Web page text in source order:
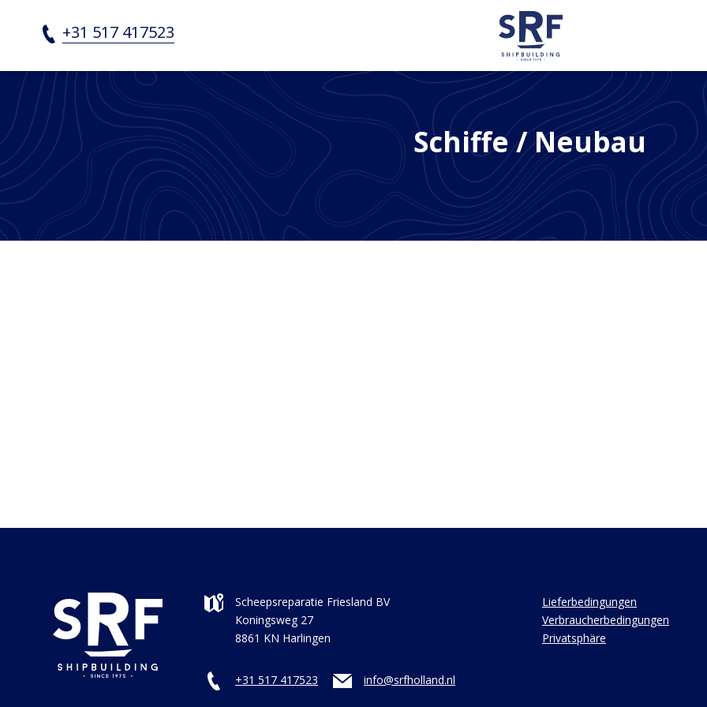
Neubau Archieven - SRF Shipbuilding
+31 517 417523
Schiffe/ Neubau
Scheepsreparatie Friesland BV
Koningsweg 27
8861 KN Harlingen
+31 517 417523 info@srfholland.nl
Lieferbedingungen
Verbraucherbedingungen
Privatsphäre